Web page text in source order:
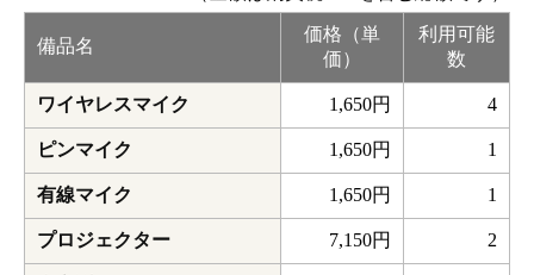
備品名
価格（単
価）
利用可能
数
ワイヤレスマイク 1,650円 4
ピンマイク 1,650円 1
有線マイク 1,650円 1
プロジェクター 7,150円 2